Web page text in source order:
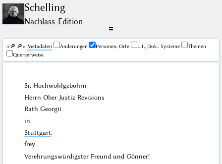
Schelling
Nachlass-Edition
☰
🔎︎ 🔎︎ Me­ta­da­ten Änderungen Personen, Orte Lit., Dok., Systeme
Themen
Querverweise
Sr. Hochwohlgebohrn
Herrn Ober Justiz Revisions
RathGeorgii
in
Stuttgart.
frey
Verehrungswürdigster Freund und Gönner!